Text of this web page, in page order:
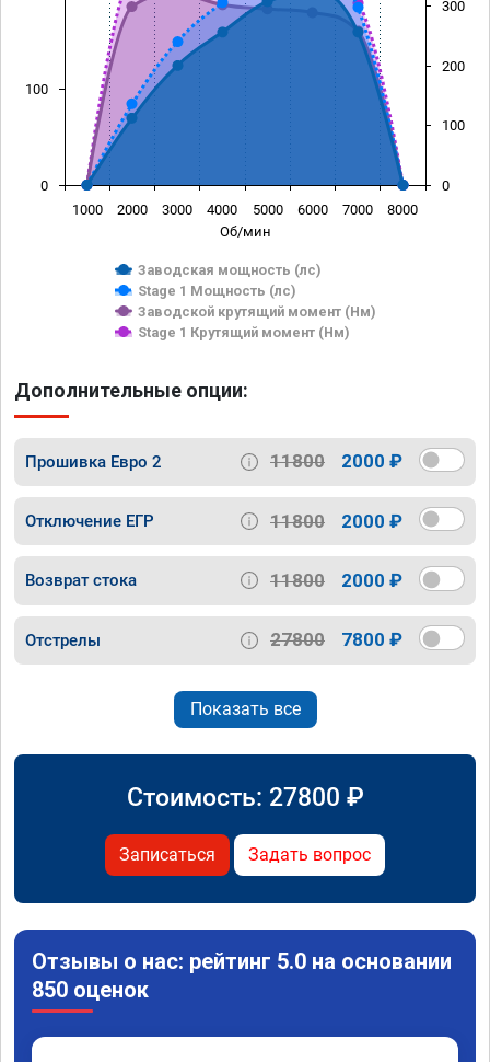
Об/мин
Заводская мощность (лс)
Stage 1 Мощность (лс)
Заводской крутящий момент (Нм)
Stage 1 Крутящий момент (Нм)
1000 2000 3000 4000 5000 6000 7000 8000
0
100
0
100
200
300
Дополнительные опции:
Прошивка Евро 2 11800 2000 ₽
Отключение ЕГР 11800 2000 ₽
Возврат стока 11800 2000 ₽
Отстрелы 27800 7800 ₽
Показать все
Стоимость: 27800 ₽
Записаться Задать вопрос
Отзывы о нас: рейтинг 5.0 на основании
850 оценок